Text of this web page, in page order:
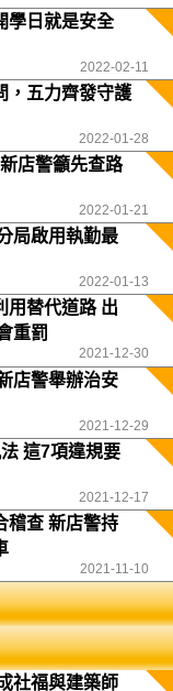
學日就是安全
2022-02-11
，五力齊發守護
2022-01-28
店警籲先查路
2022-01-21
局啟用執勤最
2022-01-13
用替代道路 出
重罰
2021-12-30
店警舉辦治安
2021-12-29
這7項違規要
2021-12-17
稽查 新店警持
2021-11-10
社福與建築師